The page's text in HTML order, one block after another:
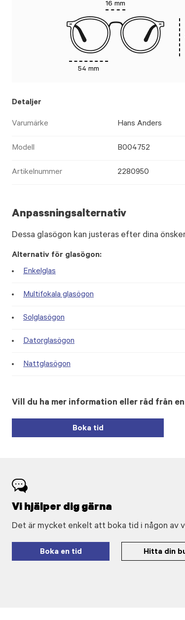
16 mm
54 mm
Detaljer
Varumärke Hans Anders
Modell B004752
Artikelnummer 2280950
Anpassningsalternativ
Dessa glasögon kan justeras efter dina
Alternativ för glasögon:
Enkelglas
Multifokala glasögon
Solglasögon
Datorglasögon
Nattglasögon
Vill du ha mer information eller råd från
Boka tid
Vi hjälper dig gärna
Det är mycket enkelt att boka tid i någon av
Boka en tid Hitta din